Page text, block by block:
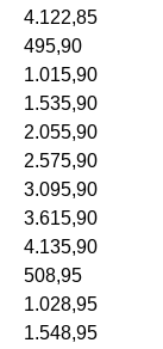
4.122,85
495,90
1.015,90
1.535,90
2.055,90
2.575,90
3.095,90
3.615,90
4.135,90
508,95
1.028,95
1.548,95